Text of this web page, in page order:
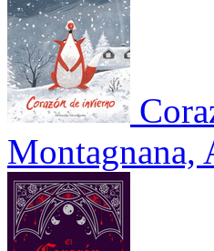
Montagnana,